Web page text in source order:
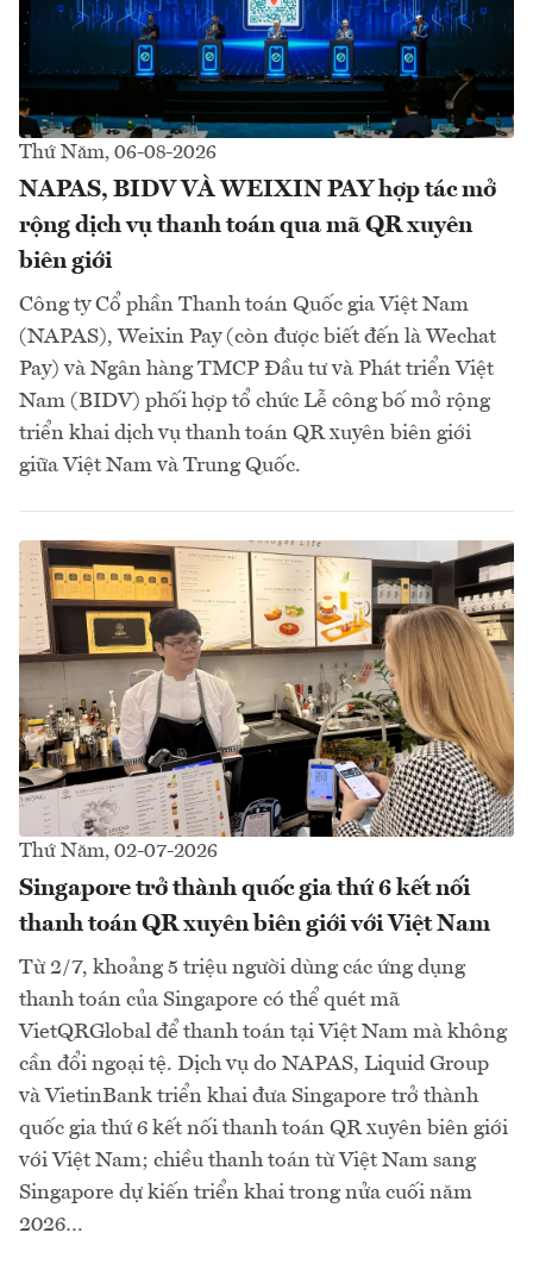
Thứ Năm, 06-08-2026
NAPAS, BIDV VÀ WEIXIN PAY hợp tác mở
rộng dịch vụ thanh toán qua mã QR xuyên
biên giới
Công ty Cổ phần Thanh toán Quốc gia Việt Nam
(NAPAS), Weixin Pay (còn được biết đến là Wechat
Pay) và Ngân hàng TMCP Đầu tư và Phát triển Việt
Nam (BIDV) phối hợp tổ chức Lễ công bố mở rộng
triển khai dịch vụ thanh toán QR xuyên biên giới
giữa Việt Nam và Trung Quốc.
Thứ Năm, 02-07-2026
Singapore trở thành quốc gia thứ 6 kết nối
thanh toán QR xuyên biên giới với Việt Nam
Từ 2/7, khoảng 5 triệu người dùng các ứng dụng
thanh toán của Singapore có thể quét mã
VietQRGlobal để thanh toán tại Việt Nam mà không
cần đổi ngoại tệ. Dịch vụ do NAPAS, Liquid Group
và VietinBank triển khai đưa Singapore trở thành
quốc gia thứ 6 kết nối thanh toán QR xuyên biên giới
với Việt Nam; chiều thanh toán từ Việt Nam sang
Singapore dự kiến triển khai trong nửa cuối năm
2026…